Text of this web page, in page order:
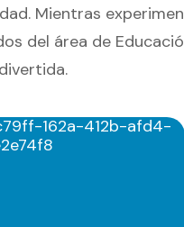
Mientras
del área de